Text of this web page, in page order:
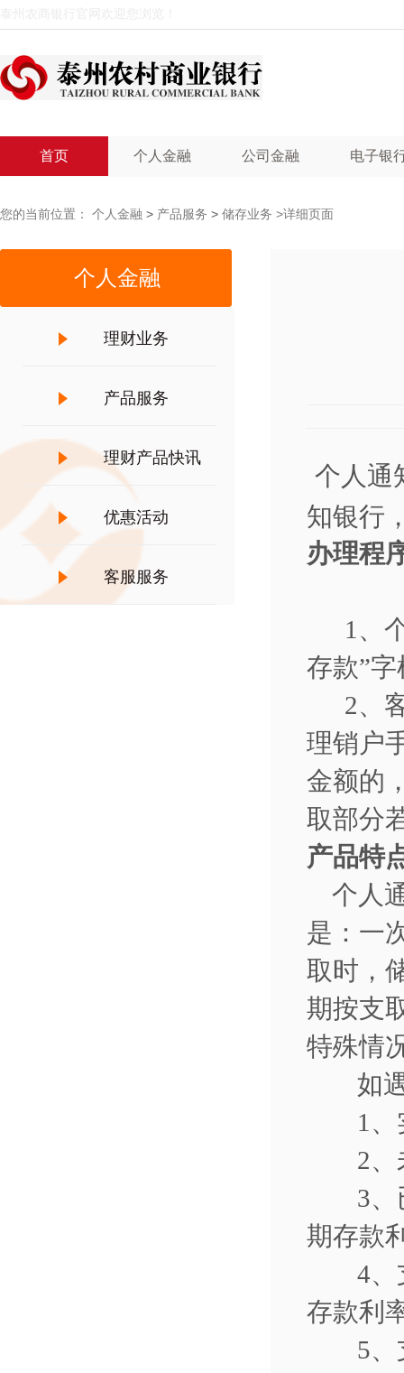
首页 个人金融 公司金融 电子银
个人金融
理财业务
产品服务
理财产品快讯
优惠活动
客服服务
您的当前位置： 个人金融 > 产品服务 > 储存业务 >详细页面
个人通
知银行
办理
1 、
存款”字
2、
理销户
金额的
取部分
产品特
个人
是：一
取时，
期按支
特殊情
如
1
2
3
期存款
4
存款利
5